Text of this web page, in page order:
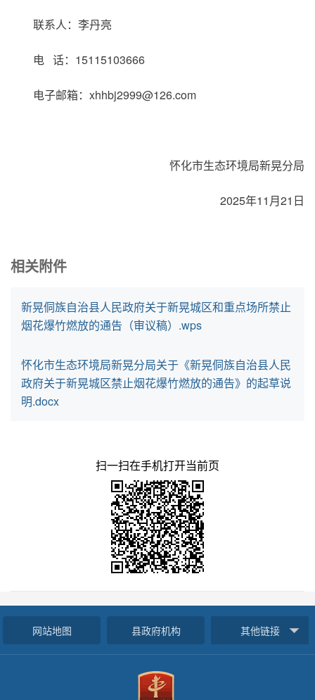
联系人：李丹亮
电 话：15115103666
电子邮箱：xhhbj2999@126.com
怀化市生态环境局新晃分局
2025年11月21日
相关附件
新晃侗族自治县人民政府关于新晃城区和重点场所禁止
烟花爆竹燃放的通告（审议稿）.wps
怀化市生态环境局新晃分局关于《新晃侗族自治县人民
政府关于新晃城区禁止烟花爆竹燃放的通告》的起草说
明.docx
扫一扫在手机打开当前页
网站地图 县政府机构 其他链接